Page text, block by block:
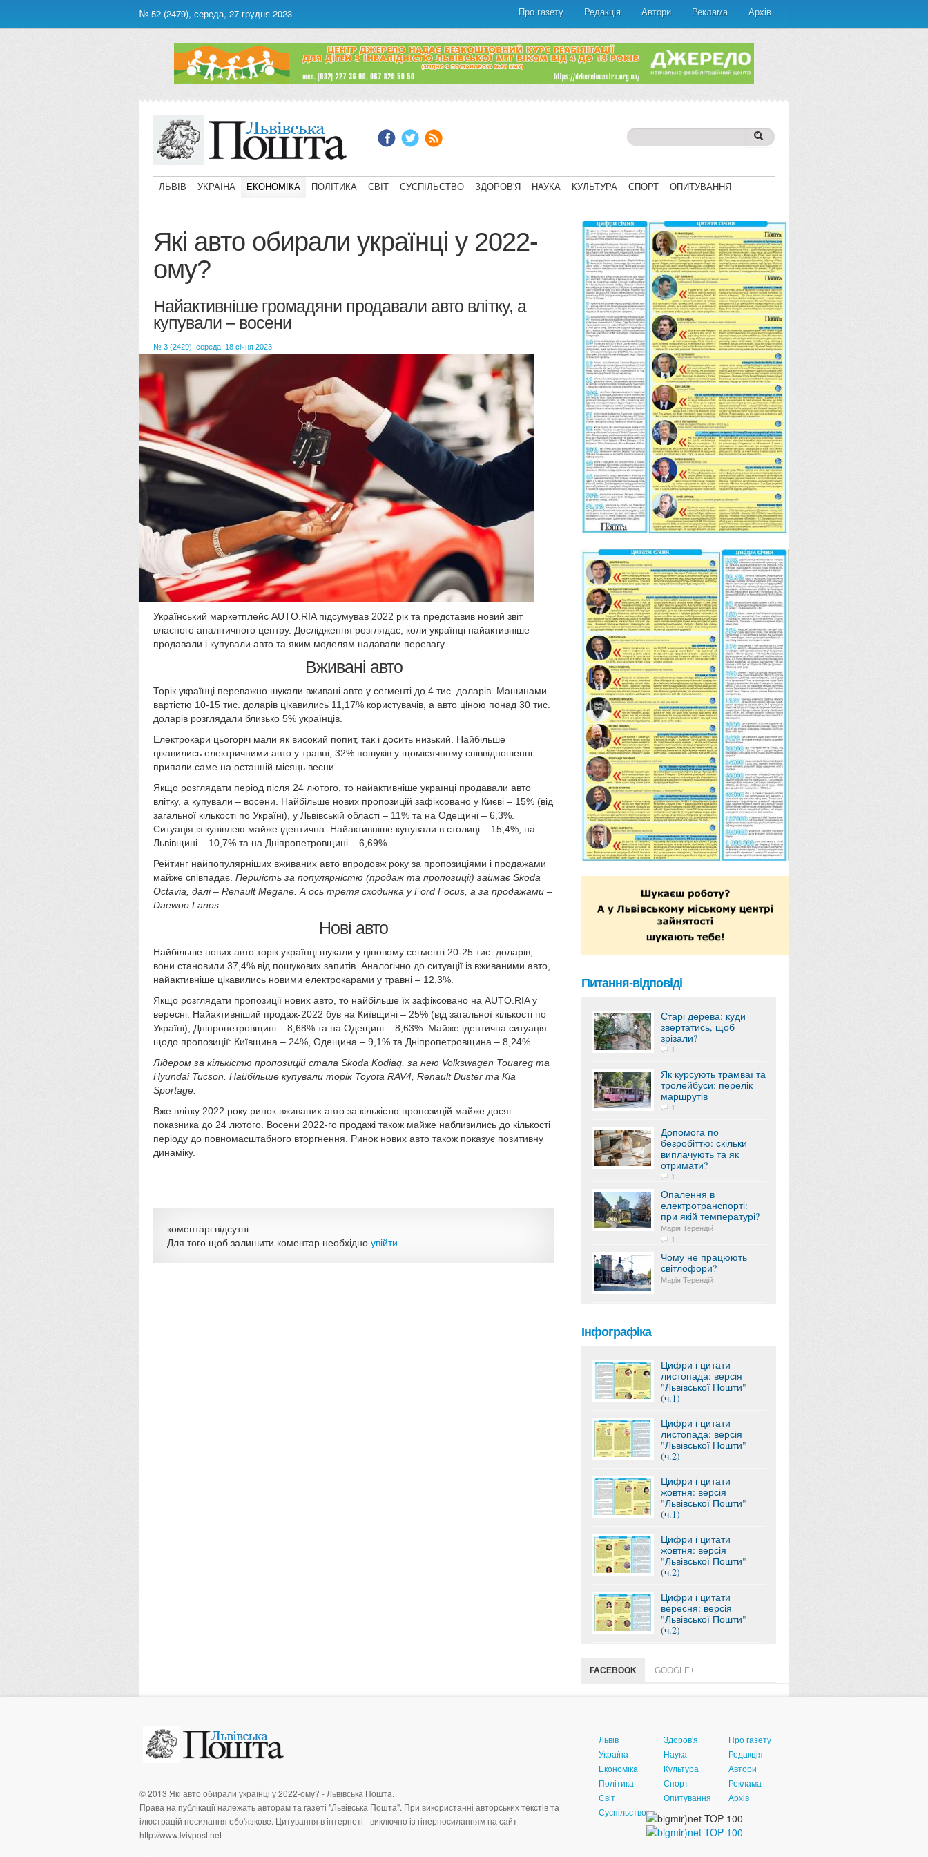
№ 52 (2479), середа, 27 грудня 2023 Про газету Редакція Автори Реклама Архів
ЛЬВІВ УКРАЇНА ЕКОНОМІКА ПОЛІТИКА СВІТ СУСПІЛЬСТВО ЗДОРОВ'Я НАУКА КУЛЬТУРА СПОРТ ОПИТУВАННЯ
Які авто обирали українці у 2022-
ому?
Найактивніше громадяни продавали авто влітку, а
купували – восени
№ 3 (2429), середа, 18 січня 2023
Український маркетплейс AUTO.RIA підсумував 2022 рік та представив новий звіт
власного аналітичного центру. Дослідження розглядає, коли українці найактивніше
продавали і купували авто та яким моделям надавали перевагу.
Вживані авто
Торік українці переважно шукали вживані авто у сегменті до 4 тис. доларів. Машинами
вартістю 10-15 тис. доларів цікавились 11,17% користувачів, а авто ціною понад 30 тис.
доларів розглядали близько 5% українців.
Електрокари цьогоріч мали як високий попит, так і досить низький. Найбільше
цікавились електричними авто у травні, 32% пошуків у щомісячному співвідношенні
припали саме на останній місяць весни.
Якщо розглядати період після 24 лютого, то найактивніше українці продавали авто
влітку, а купували – восени. Найбільше нових пропозицій зафіксовано у Києві – 15% (від
загальної кількості по Україні), у Львівській області – 11% та на Одещині – 6,3%.
Ситуація із купівлею майже ідентична. Найактивніше купували в столиці – 15,4%, на
Львівщині – 10,7% та на Дніпропетровщині – 6,69%.
Рейтинг найпопулярніших вживаних авто впродовж року за пропозиціями і продажами
майже співпадає. Першість за популярністю (продаж та пропозиції) займає Skoda
Octavia, далі – Renault Megane. А ось третя сходинка у Ford Focus, а за продажами –
Daewoo Lanos.
Нові авто
Найбільше нових авто торік українці шукали у ціновому сегменті 20-25 тис. доларів,
вони становили 37,4% від пошукових запитів. Аналогічно до ситуації із вживаними авто,
найактивніше цікавились новими електрокарами у травні – 12,3%.
Якщо розглядати пропозиції нових авто, то найбільше їх зафіксовано на AUTO.RIA у
вересні. Найактивніший продаж-2022 був на Київщині – 25% (від загальної кількості по
Україні), Дніпропетровщині – 8,68% та на Одещині – 8,63%. Майже ідентична ситуація
щодо пропозиції: Київщина – 24%, Одещина – 9,1% та Дніпропетровщина – 8,24%.
Лідером за кількістю пропозицій стала Skoda Kodiaq, за нею Volkswagen Touareg та
Hyundai Tucson. Найбільше купували торік Toyota RAV4, Renault Duster та Kia
Sportage.
Вже влітку 2022 року ринок вживаних авто за кількістю пропозицій майже досяг
показника до 24 лютого. Восени 2022-го продажі також майже наблизились до кількості
періоду до повномасштабного вторгнення. Ринок нових авто також показує позитивну
динаміку.
коментарі відсутні
Для того щоб залишити коментар необхідно увійти
Питання-відповіді
Старі дерева: куди
звертатись, щоб
зрізали?
1
Як курсують трамваї та
тролейбуси: перелік
маршрутів
1
Допомога по
безробіттю: скільки
виплачують та як
отримати?
1
Опалення в
електротранспорті:
при якій температурі?
Марія Терендій
1
Чому не працюють
світлофори?
Марія Терендій
Інфографіка
Цифри і цитати
листопада: версія
"Львівської Пошти"
(ч.1)
Цифри і цитати
листопада: версія
"Львівської Пошти"
(ч.2)
Цифри і цитати
жовтня: версія
"Львівської Пошти"
(ч.1)
Цифри і цитати
жовтня: версія
"Львівської Пошти"
(ч.2)
Цифри і цитати
вересня: версія
"Львівської Пошти"
(ч.2)
FACEBOOK GOOGLE+
© 2013 Які авто обирали українці у 2022-ому? - Львівська Поштa.
Права на публікації належать авторам та газеті "Львівська Пошта". При використанні авторських текстів та
ілюстрацій посилання обо'язкове. Цитування в інтернеті - виключно із гіперпосиланням на сайт
http://www.lvivpost.net
Львів
Україна
Економіка
Політика
Світ
Суспільство
Здоров'я
Наука
Культура
Спорт
Опитування
Про газету
Редакція
Автори
Реклама
Архів